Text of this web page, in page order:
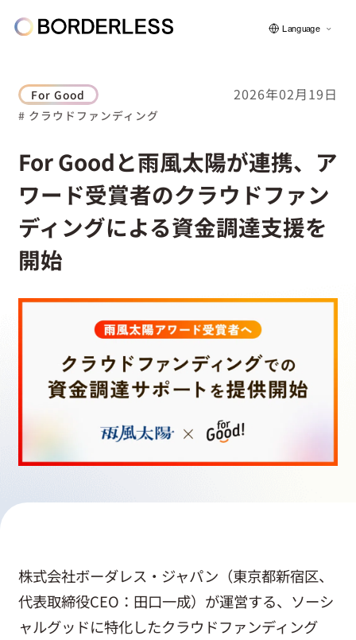
グループの仕組み
ソーシャルビジネス
採用情報
起業家になる
イベント
Language
For Good 2026年02月19日
# クラウドファンディング
For Goodと雨風太陽が連携、ア
ワード受賞者のクラウドファン
ディングによる資金調達支援を
開始
株式会社ボーダレス・ジャパン（東京都新宿区、
代表取締役CEO：田口一成）が運営する、ソーシ
ャルグッドに特化したクラウドファンディング